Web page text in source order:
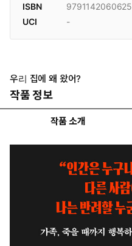
ISBN
9791142060625
UCI
-
우리 집에 왜 왔어?
작품 정보
작품 소개